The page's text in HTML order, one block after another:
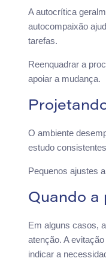
A autocrítica
autocompaixão
tarefas.
Reenquadrar a
apoiar a mudança.
O ambiente
estudo
Pequenos ajustes
Quando a
Em alguns casos,
atenção. A
indicar a